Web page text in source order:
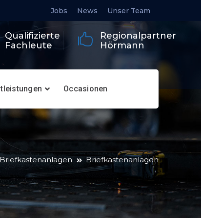
Jobs News Unser Team
Qualifizierte
Fachleute
Regionalpartner
Hörmann
Occasionen
Briefkastenanlagen Briefkastenanlagen